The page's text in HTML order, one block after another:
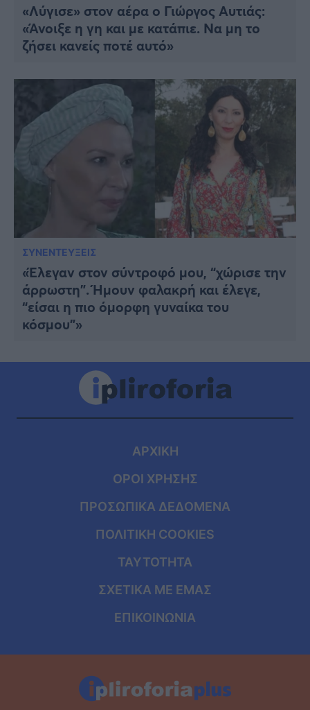
«Λύγισε» στον αέρα ο Γιώργος Αυτιάς:
«Άνοιξε η γη και με κατάπιε. Να μη το
ζήσει κανείς ποτέ αυτό»
ΣΥΝΕΝΤΕΥΞΕΙΣ
«Έλεγαν στον σύντροφό μου, “χώρισε την
άρρωστη”. Ήμουν φαλακρή και έλεγε,
“είσαι η πιο όμορφη γυναίκα του
κόσμου”»
ΑΡΧΙΚΗ
ΟΡΟΙ ΧΡΗΣΗΣ
ΠΡΟΣΩΠΙΚΑ ΔΕΔΟΜΕΝΑ
ΠΟΛΙΤΙΚΗ COOKIES
ΤΑΥΤΟΤΗΤΑ
ΣΧΕΤΙΚΑ ΜΕ ΕΜΑΣ
ΕΠΙΚΟΙΝΩΝΙΑ